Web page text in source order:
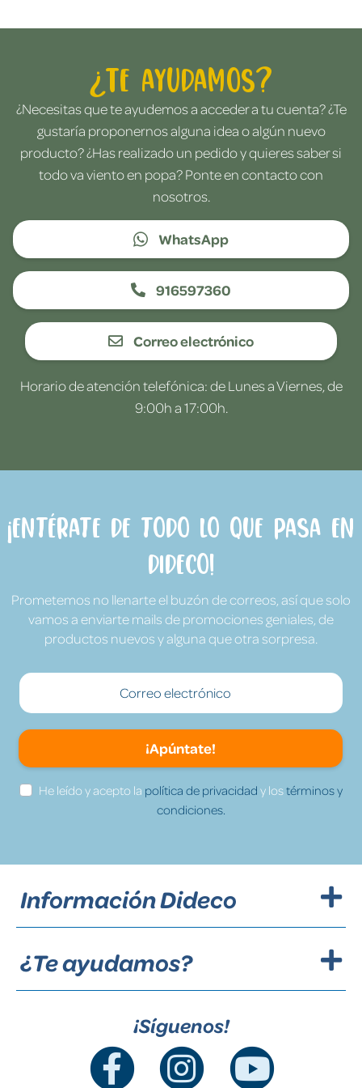
¿Te ayudamos?
¿Necesitas que te ayudemos a acceder a tu cuenta? ¿Te
gustaría proponernos alguna idea o algún nuevo
producto? ¿Has realizado un pedido y quieres saber si
todo va viento en popa? Ponte en contacto con
nosotros.
WhatsApp
916597360
Correo electrónico
Horario de atención telefónica: de Lunes a Viernes, de
9:00h a 17:00h.
¡Entérate de todo lo que pasa en
Dideco!
Prometemos no llenarte el buzón de correos, así que solo
vamos a enviarte mails de promociones geniales, de
productos nuevos y alguna que otra sorpresa.
¡Apúntate!
He leído y acepto la política de privacidad y lostérminos y
condiciones.
Información Dideco
¿Te ayudamos?
¡Síguenos!